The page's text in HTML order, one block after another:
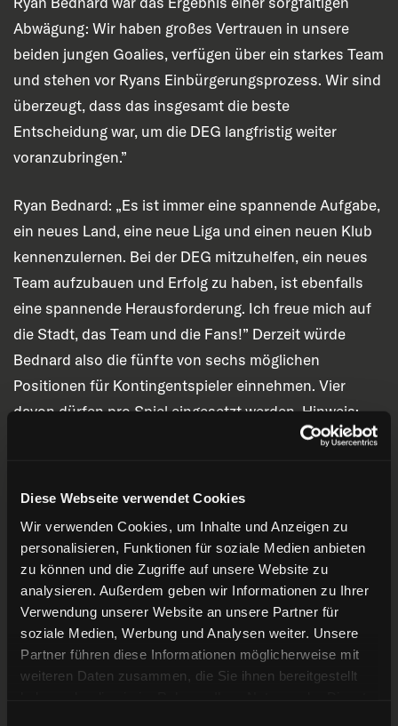
Diese Webseite verwendet Cookies
Wir verwenden Cookies, um Inhalte und Anzeigen zu
personalisieren, Funktionen für soziale Medien anbieten
zu können und die Zugriffe auf unsere Website zu
analysieren. Außerdem geben wir Informationen zu Ihrer
Verwendung unserer Website an unsere Partner für
soziale Medien, Werbung und Analysen weiter. Unsere
Partner führen diese Informationen möglicherweise mit
weiteren Daten zusammen, die Sie ihnen bereitgestellt
Abwägung: Wir haben großes Vertrauen in unsere
beiden jungen Goalies, verfügen über ein starkes Team
und stehen vor Ryans Einbürgerungsprozess. Wir sind
überzeugt, dass das insgesamt die beste
Entscheidung war, um die DEG langfristig weiter
voranzubringen.”
Ryan Bednard: „Es ist immer eine spannende Aufgabe,
ein neues Land, eine neue Liga und einen neuen Klub
kennenzulernen. Bei der DEG mitzuhelfen, ein neues
Team aufzubauen und Erfolg zu haben, ist ebenfalls
eine spannende Herausforderung. Ich freue mich auf
die Stadt, das Team und die Fans!” Derzeit würde
Bednard also die fünfte von sechs möglichen
Positionen für Kontingentspieler einnehmen. Vier
davon dürfen pro Spiel eingesetzt werden. Hinweis:
Diese Regelung gilt nicht für die Vorbereitungsspiele.
Der neue DEG-Torwart wurde am 31. März 1997 in
Macomb Township im US-Bundesstaat Michigan
geboren. Nach zahlreichen Jugendteams wurde er
2015 in der ersten Runde von den Florida Panthers
gedraftet. In der Saison 2020/21 debütierte Bednard
für Syracuse Crunch in der AHL, spielte aber in den